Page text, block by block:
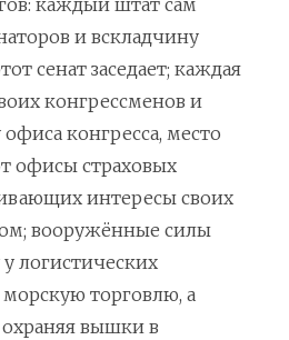
каждый штат сам
и вскладчину
сенат заседает; каждая
конгрессменов и
конгресса, место
офисы страховых
интересы своих
вооружённые силы
логистических
торговлю, а
вышки в